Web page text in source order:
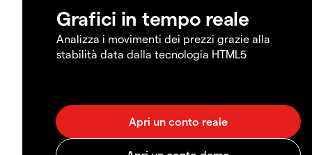
Grafici in tempo reale
Analizza i movimenti dei prezzi grazie alla
stabilità data dalla tecnologia HTML5